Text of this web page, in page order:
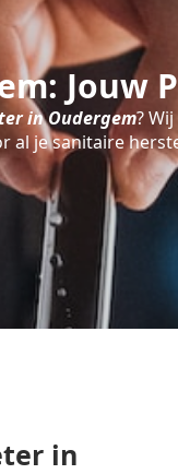
Jouw
in Oudergem?
al je sanitaire
in